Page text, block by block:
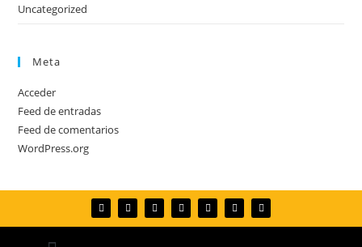
Uncategorized
Meta
Acceder
Feed de entradas
Feed de comentarios
WordPress.org